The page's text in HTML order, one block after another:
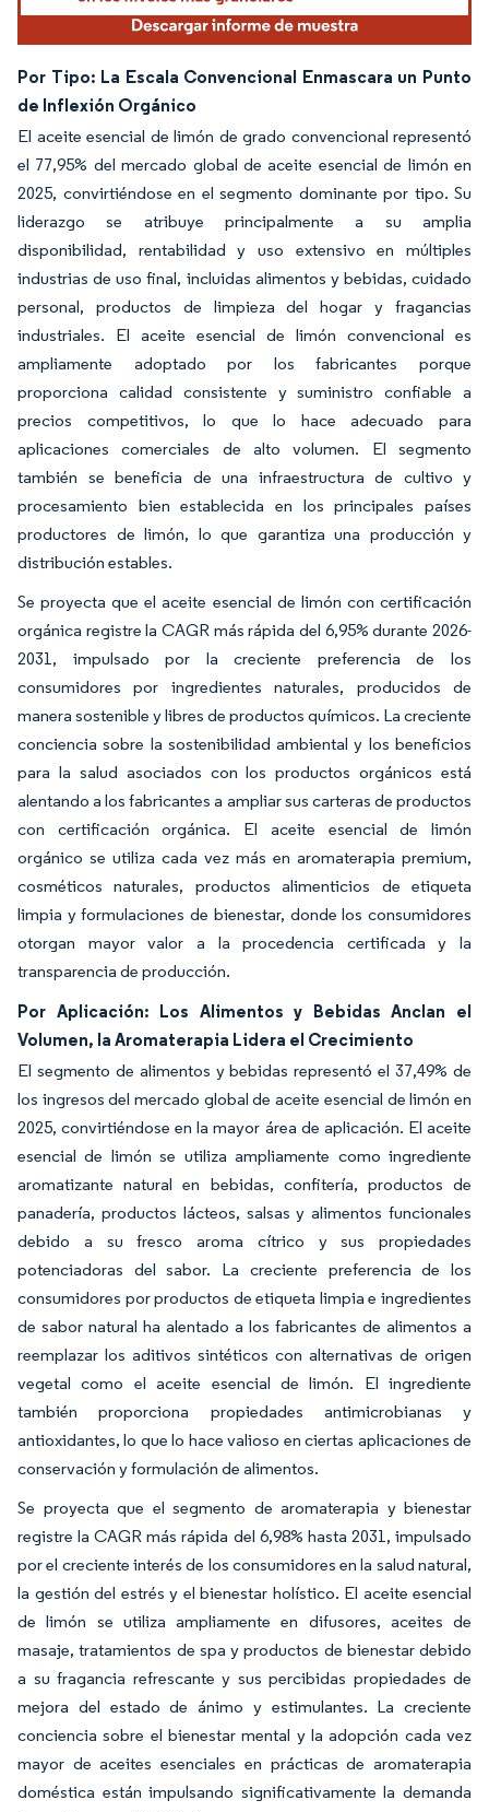
Por Tipo: La Escala Convencional Enmascara un Punto
de Inflexión Orgánico
El aceite esencial de limón de grado convencional representó
el 77,95% del mercado global de aceite esencial de limón en
2025, convirtiéndose en el segmento dominante por tipo. Su
liderazgo se atribuye principalmente a su amplia
disponibilidad, rentabilidad y uso extensivo en múltiples
industrias de uso final, incluidas alimentos y bebidas, cuidado
personal, productos de limpieza del hogar y fragancias
industriales. El aceite esencial de limón convencional es
ampliamente adoptado por los fabricantes porque
proporciona calidad consistente y suministro confiable a
precios competitivos, lo que lo hace adecuado para
aplicaciones comerciales de alto volumen. El segmento
también se beneficia de una infraestructura de cultivo y
procesamiento bien establecida en los principales países
productores de limón, lo que garantiza una producción y
distribución estables.
Se proyecta que el aceite esencial de limón con certificación
orgánica registre la CAGR más rápida del 6,95% durante 2026-
2031, impulsado por la creciente preferencia de los
consumidores por ingredientes naturales, producidos de
manera sostenible y libres de productos químicos. La creciente
conciencia sobre la sostenibilidad ambiental y los beneficios
para la salud asociados con los productos orgánicos está
alentando a los fabricantes a ampliar sus carteras de productos
con certificación orgánica. El aceite esencial de limón
orgánico se utiliza cada vez más en aromaterapia premium,
cosméticos naturales, productos alimenticios de etiqueta
limpia y formulaciones de bienestar, donde los consumidores
otorgan mayor valor a la procedencia certificada y la
transparencia de producción.
Por Aplicación: Los Alimentos y Bebidas Anclan el
Volumen, la Aromaterapia Lidera el Crecimiento
El segmento de alimentos y bebidas representó el 37,49% de
los ingresos del mercado global de aceite esencial de limón en
2025, convirtiéndose en la mayor área de aplicación. El aceite
esencial de limón se utiliza ampliamente como ingrediente
aromatizante natural en bebidas, confitería, productos de
panadería, productos lácteos, salsas y alimentos funcionales
debido a su fresco aroma cítrico y sus propiedades
potenciadoras del sabor. La creciente preferencia de los
consumidores por productos de etiqueta limpia e ingredientes
de sabor natural ha alentado a los fabricantes de alimentos a
reemplazar los aditivos sintéticos con alternativas de origen
vegetal como el aceite esencial de limón. El ingrediente
también proporciona propiedades antimicrobianas y
antioxidantes, lo que lo hace valioso en ciertas aplicaciones de
conservación y formulación de alimentos.
Se proyecta que el segmento de aromaterapia y bienestar
registre la CAGR más rápida del 6,98% hasta 2031, impulsado
por el creciente interés de los consumidores en la salud natural,
la gestión del estrés y el bienestar holístico. El aceite esencial
de limón se utiliza ampliamente en difusores, aceites de
masaje, tratamientos de spa y productos de bienestar debido
a su fragancia refrescante y sus percibidas propiedades de
mejora del estado de ánimo y estimulantes. La creciente
conciencia sobre el bienestar mental y la adopción cada vez
mayor de aceites esenciales en prácticas de aromaterapia
doméstica están impulsando significativamente la demanda